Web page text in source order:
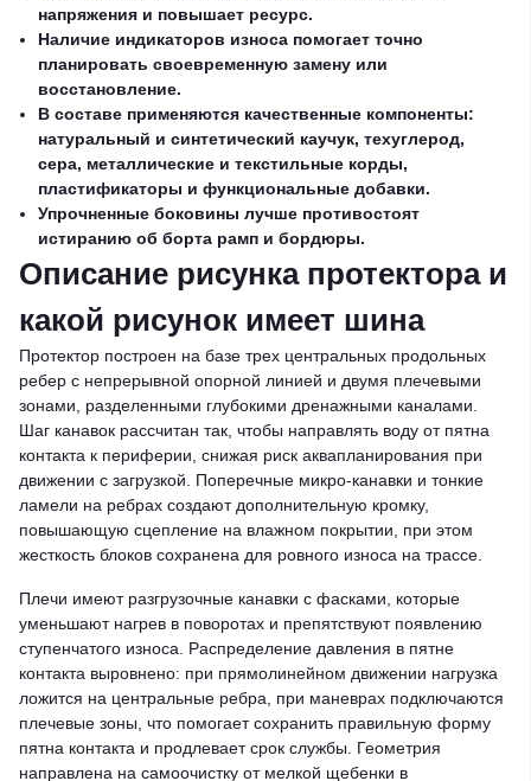
напряжения и повышает ресурс.
Наличие индикаторов износа помогает точно
планировать своевременную замену или
восстановление.
В составе применяются качественные компоненты:
натуральный и синтетический каучук, техуглерод,
сера, металлические и текстильные корды,
пластификаторы и функциональные добавки.
Упрочненные боковины лучше противостоят
истиранию об борта рамп и бордюры.
Описание рисунка протектора и
какой рисунок имеет шина
Протектор построен на базе трех центральных продольных
ребер с непрерывной опорной линией и двумя плечевыми
зонами, разделенными глубокими дренажными каналами.
Шаг канавок рассчитан так, чтобы направлять воду от пятна
контакта к периферии, снижая риск аквапланирования при
движении с загрузкой. Поперечные микро-канавки и тонкие
ламели на ребрах создают дополнительную кромку,
повышающую сцепление на влажном покрытии, при этом
жесткость блоков сохранена для ровного износа на трассе.
Плечи имеют разгрузочные канавки с фасками, которые
уменьшают нагрев в поворотах и препятствуют появлению
ступенчатого износа. Распределение давления в пятне
контакта выровнено: при прямолинейном движении нагрузка
ложится на центральные ребра, при маневрах подключаются
плечевые зоны, что помогает сохранить правильную форму
пятна контакта и продлевает срок службы. Геометрия
направлена на самоочистку от мелкой щебенки в